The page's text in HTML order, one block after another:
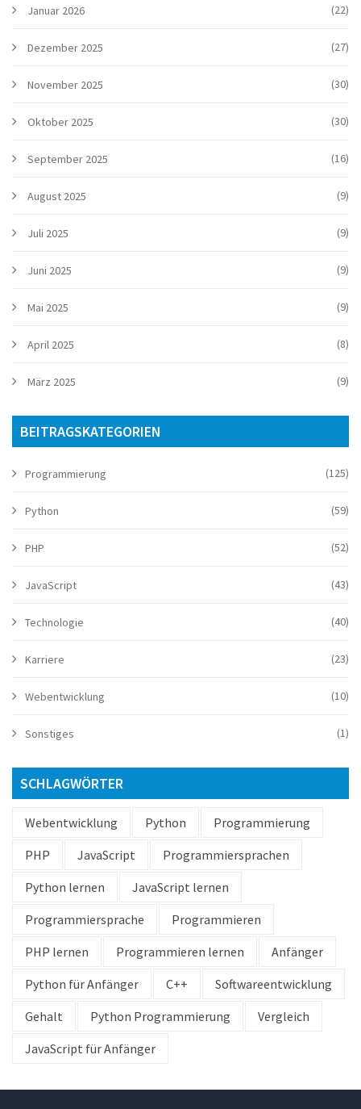
Januar 2026 (22)
Dezember 2025 (27)
November 2025 (30)
Oktober 2025 (30)
September 2025 (16)
August 2025 (9)
Juli 2025 (9)
Juni 2025 (9)
Mai 2025 (9)
April 2025 (8)
März 2025 (9)
BEITRAGSKATEGORIEN
Programmierung (125)
Python (59)
PHP (52)
JavaScript (43)
Technologie (40)
Karriere (23)
Webentwicklung (10)
Sonstiges (1)
SCHLAGWÖRTER
Webentwicklung Python
Programmierung
PHP
JavaScript
Programmiersprachen
Python lernen
JavaScript lernen
Programmiersprache
Programmieren
PHP lernen
Programmieren lernen
Anfänger
Python für Anfänger
C++
Softwareentwicklung
Gehalt
Python Programmierung
Vergleich
JavaScript für Anfänger